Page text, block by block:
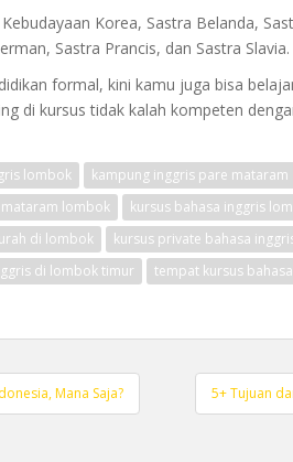
Korea, Sastra Belanda,
Sastra Prancis, dan Sastra Slavia.
formal, kini kamu juga bisa
di kursus tidak kalah kompeten
lombok kampung inggris pare mataram
lombok
kursus bahasa inggris
di lombok
kursus private bahasa
di lombok timur
tempat kursus
Mana Saja? 5+ Tujuan